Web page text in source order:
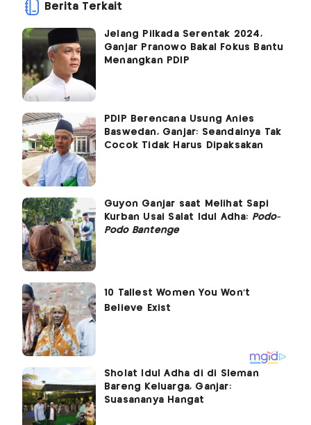
Berita Terkait
Jelang Pilkada Serentak 2024,
Ganjar Pranowo Bakal Fokus Bantu
Menangkan PDIP
PDIP Berencana Usung Anies
Baswedan, Ganjar: Seandainya Tak
Cocok Tidak Harus Dipaksakan
Guyon Ganjar saat Melihat Sapi
Kurban Usai Salat Idul Adha: Podo-
Podo Bantenge
Sholat Idul Adha di di Sleman
Bareng Keluarga, Ganjar:
Suasananya Hangat